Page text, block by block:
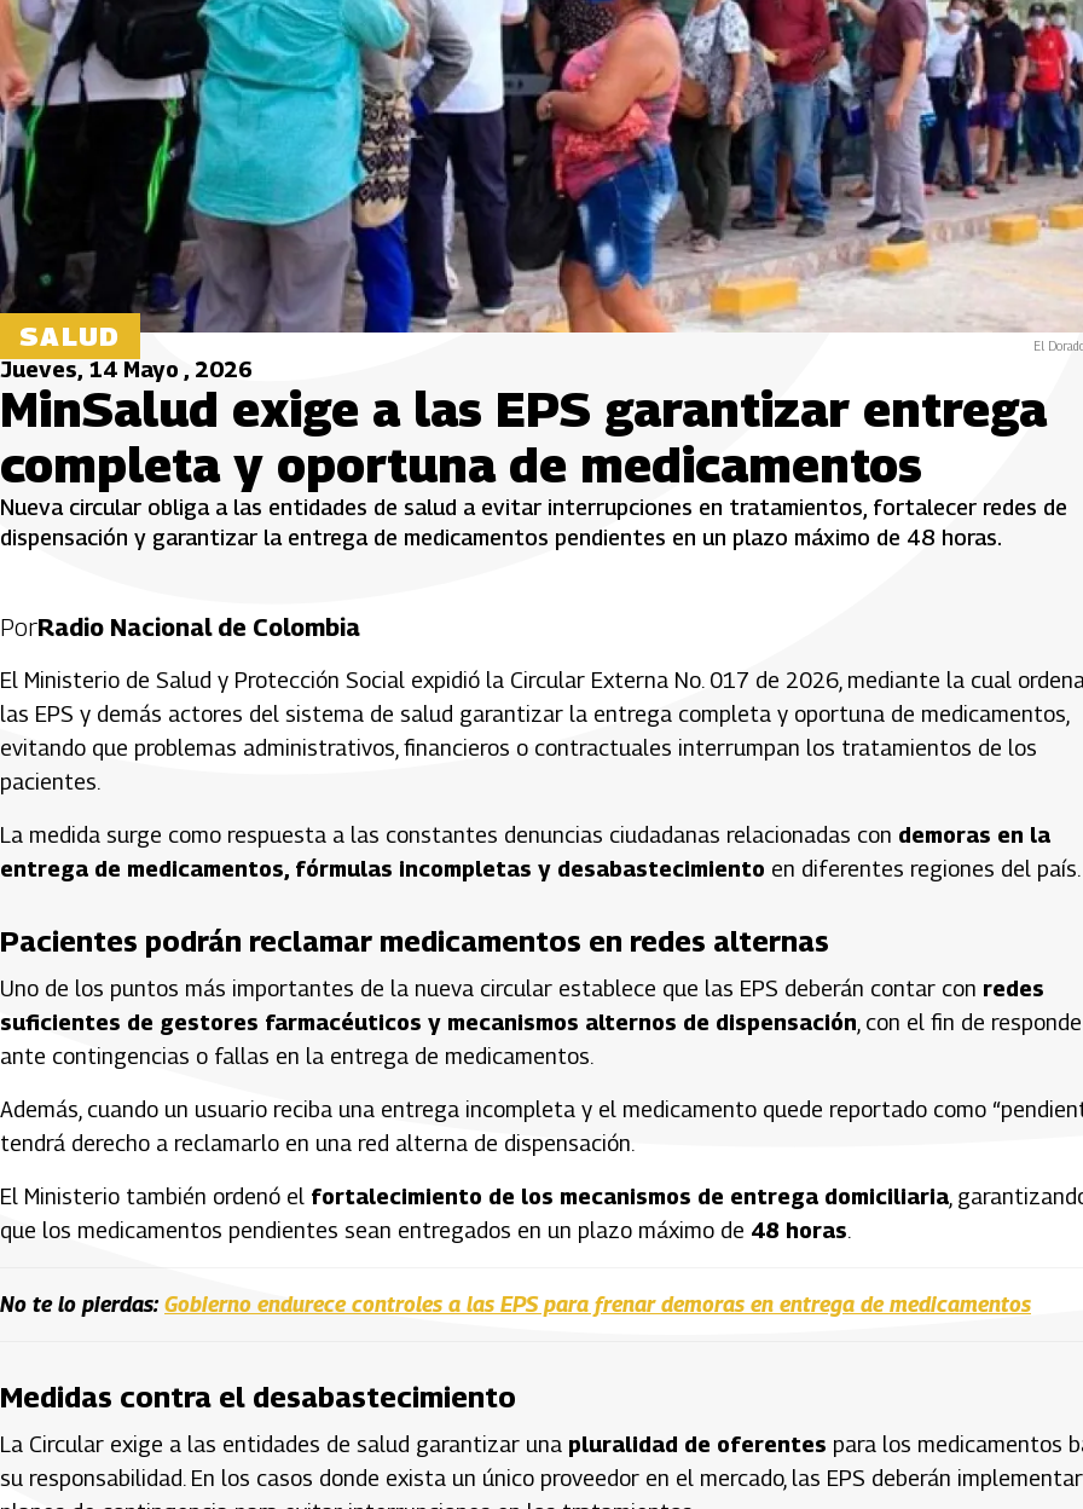
SALUD El
Jueves, 14 Mayo , 2026
MinSalud exige a las EPS garantizar entrega
completa y oportuna de medicamentos
Nueva circular obliga a las entidades de salud a evitar interrupciones en tratamientos, fortalecer redes de
dispensación y garantizar la entrega de medicamentos pendientes en un plazo máximo de 48 horas.
PorRadio Nacional de Colombia
El Ministerio de Salud y Protección Social expidió la Circular Externa No. 017 de 2026, mediante la cual
las EPS y demás actores del sistema de salud garantizar la entrega completa y oportuna de medicamentos,
evitando que problemas administrativos, financieros o contractuales interrumpan los tratamientos de los
pacientes.
La medida surge como respuesta a las constantes denuncias ciudadanas relacionadas con demoras en la
entrega de medicamentos, fórmulas incompletas y desabastecimiento en diferentes regiones del país.
Pacientes podrán reclamar medicamentos en redes alternas
Uno de los puntos más importantes de la nueva circular establece que las EPS deberán contar con redes
suficientes de gestores farmacéuticos y mecanismos alternos de dispensación , con el fin de
ante contingencias o fallas en la entrega de medicamentos.
Además, cuando un usuario reciba una entrega incompleta y el medicamento quede reportado como
tendrá derecho a reclamarlo en una red alterna de dispensación.
El Ministerio también ordenó el fortalecimiento de los mecanismos de entrega domiciliaria ,
que los medicamentos pendientes sean entregados en un plazo máximo de 48 horas.
No te lo pierdas: Gobierno endurece controles a las EPS para frenar demoras en entrega de medicamentos
Medidas contra el desabastecimiento
La Circular exige a las entidades de salud garantizar una pluralidad de oferentes para los medicamentos
su responsabilidad. En los casos donde exista un único proveedor en el mercado, las EPS deberán implementar